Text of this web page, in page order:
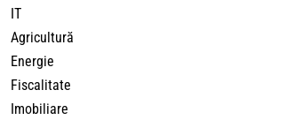
IT
Agricultură
Energie
Fiscalitate
Imobiliare